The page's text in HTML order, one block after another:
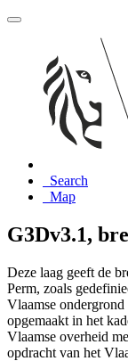
Search
Map
G3Dv3.1,
Deze laag geeft de
Perm, zoals
Vlaamse
opgemaakt in het
Vlaamse overheid
opdracht van het